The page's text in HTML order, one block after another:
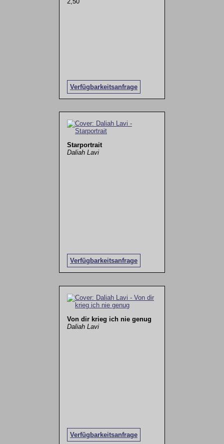
Verfügbarkeitsanfrage
Starportrait
Daliah Lavi
Verfügbarkeitsanfrage
Von dir krieg ich nie genug
Daliah Lavi
Verfügbarkeitsanfrage